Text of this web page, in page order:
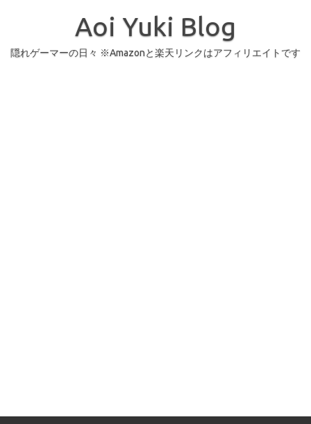
Aoi Yuki Blog
隠れゲーマーの日々 ※Amazonと楽天リンクはアフィリエイトです